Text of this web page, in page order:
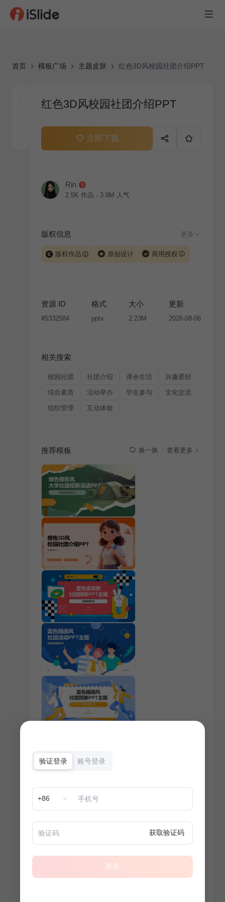
首页 模板广场 主题皮肤 红色3D风校园社团介绍PPT
红色3D风校园社团介绍PPT
立即下载
Rin
2.5K 作品 3.9M 人气
版权信息 更多
版权作品 原创设计 商用授权
版权声明
条款，禁止任何形式的转让、出售或出租，未
经投权许可任何人不得擅自转载和分发，否则将接照我
资源 ID
#5332584
格式
pptx
大小
2.23M
更新
2026-08-06
相关搜索
校园社团 社团介绍 课余生活 兴趣爱好
综合素质 活动举办 学生参与 文化交流
组织管理 互动体验
推荐模板 换一换 查看更多
验证登录 账号登录
+86
获取验证码
登录